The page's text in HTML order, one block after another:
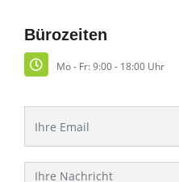
Bürozeiten
Mo - Fr:9:00 - 18:00 Uhr
Nachricht